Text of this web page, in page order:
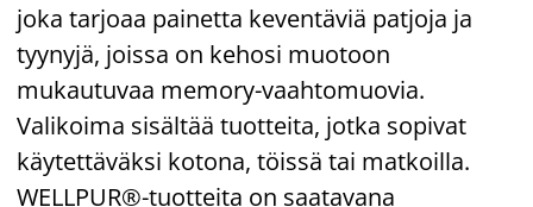
joka tarjoaa painetta keventäviä patjoja ja
tyynyjä, joissa on kehosi muotoon
mukautuvaa memory-vaahtomuovia.
Valikoima sisältää tuotteita, jotka sopivat
käytettäväksi kotona, töissä tai matkoilla.
WELLPUR®-tuotteita on saatavana